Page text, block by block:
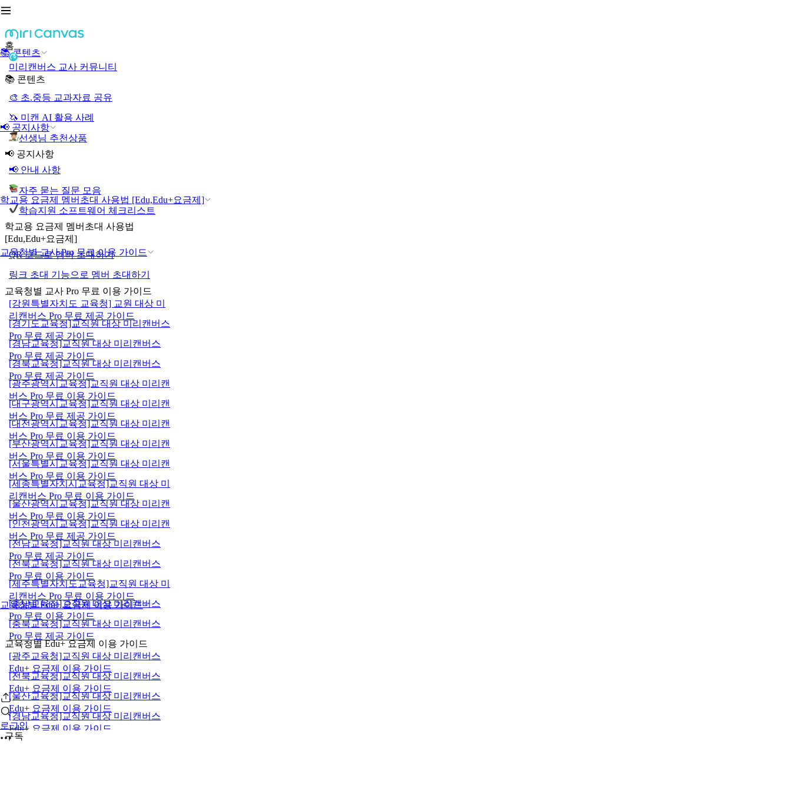
📚 콘텐츠
📢 공지사항
학교용 요금제 멤버초대 사용법 [Edu,Edu+요금제]
교육청별 교사 Pro 무료 이용 가이드
교육청별 Edu+ 요금제 이용 가이드
로그인
홈
미리캔버스 교사 커뮤니티
📚 콘텐츠
🎨 초.중등 교과자료 공유
🦄 미캔 AI 활용 사례
선생님 추천상품
📢 공지사항
📢 안내 사항
자주 묻는 질문 모음
학습지원 소프트웨어 체크리스트
학교용 요금제 멤버초대 사용법
[Edu,Edu+요금제]
QR 코드로 멤버 초대하기
링크 초대 기능으로 멤버 초대하기
교육청별 교사 Pro 무료 이용 가이드
[강원특별자치도 교육청] 교원 대상 미
리캔버스 Pro 무료 제공 가이드
[경기도교육청]교직원 대상 미리캔버스
Pro 무료 제공 가이드
[경남교육청]교직원 대상 미리캔버스
Pro 무료 제공 가이드
[경북교육청]교직원 대상 미리캔버스
Pro 무료 제공 가이드
[광주광역시교육청]교직원 대상 미리캔
버스 Pro 무료 이용 가이드
[대구광역시교육청]교직원 대상 미리캔
버스 Pro 무료 제공 가이드
[대전광역시교육청]교직원 대상 미리캔
버스 Pro 무료 이용 가이드
[부산광역시교육청]교직원 대상 미리캔
버스 Pro 무료 이용 가이드
[서울특별시교육청]교직원 대상 미리캔
버스 Pro 무료 이용 가이드
[세종특별자치시교육청]교직원 대상 미
리캔버스 Pro 무료 이용 가이드
[울산광역시교육청]교직원 대상 미리캔
버스 Pro 무료 이용 가이드
[인천광역시교육청]교직원 대상 미리캔
버스 Pro 무료 제공 가이드
[전남교육청]교직원 대상 미리캔버스
Pro 무료 제공 가이드
[전북교육청]교직원 대상 미리캔버스
Pro 무료 이용 가이드
[제주특별자치도교육청]교직원 대상 미
리캔버스 Pro 무료 이용 가이드
[충남교육청]교직원 대상 미리캔버스
Pro 무료 이용 가이드
[충북교육청]교직원 대상 미리캔버스
Pro 무료 제공 가이드
교육청별 Edu+ 요금제 이용 가이드
[광주교육청]교직원 대상 미리캔버스
Edu+ 요금제 이용 가이드
[전북교육청]교직원 대상 미리캔버스
Edu+ 요금제 이용 가이드
[울산교육청]교직원 대상 미리캔버스
Edu+ 요금제 이용 가이드
[경남교육청]교직원 대상 미리캔버스
Edu+ 요금제 이용 가이드
구독